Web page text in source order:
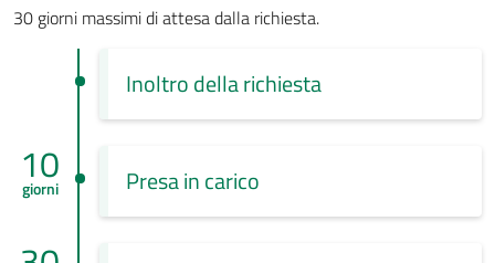
30 giorni massimi di attesa dalla richiesta.
Inoltro della richiesta
10
giorni Presa in carico